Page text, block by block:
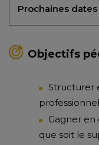
Prochaines dates
Objectifs
Structurer
Gagner
que soit le